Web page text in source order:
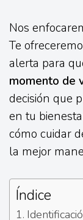
Nos
Te
alerta para
momento de
decisión que
en tu
cómo cuidar
la mejor
Índice